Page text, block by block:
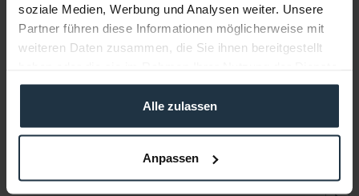
soziale Medien, Werbung und Analysen weiter. Unsere
Partner führen diese Informationen möglicherweise mit
weiteren Daten zusammen, die Sie ihnen bereitgestellt
gesammelt haben.
Alle zulassen
Anpassen
More articles from +++ Hedbox +++ look at